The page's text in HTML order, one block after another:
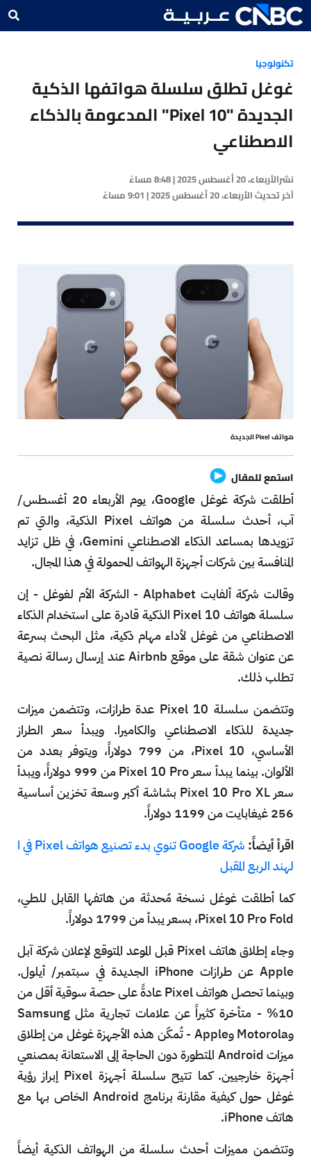
تكنولوجيا
غوغل تطلق سلسلة هواتفها الذكية
الجديدة "Pixel 10" المدعومة بالذكاء
الاصطناعي
نشرالأربعاء، 20 أغسطس 2025 | 8:48 مساءً
آخر تحديثالأربعاء، 20 أغسطس 2025 | 9:01 مساءً
هواتف Pixel الجديدة
استمع للمقال
أطلقت شركة غوغل Google، يوم الأربعاء 20 أغسطس/
آب، أحدث سلسلة من هواتف Pixel الذكية، والتي تم
تزويدها بمساعد الذكاء الاصطناعي Gemini، في ظل تزايد
المنافسة بين شركات أجهزة الهواتف المحمولة في هذا المجال.
وقالت شركة ألفابت Alphabet - الشركة الأم لغوغل - إن
سلسلة هواتف Pixel 10 الذكية قادرة على استخدام الذكاء
الاصطناعي من غوغل لأداء مهام ذكية، مثل البحث بسرعة
عن عنوان شقة على موقع Airbnb عند إرسال رسالة نصية
تطلب ذلك.
وتتضمن سلسلة Pixel 10 عدة طرازات، وتتضمن ميزات
جديدة للذكاء الاصطناعي والكاميرا. ويبدأ سعر الطراز
الأساسي، Pixel 10، من 799 دولاراً، ويتوفر بعدد من
الألوان. بينما يبدأ سعر Pixel 10 Pro من 999 دولاراً، ويبدأ
سعر Pixel 10 Pro XL بشاشة أكبر وسعة تخزين أساسية
256 غيغابايت من 1199 دولاراً.
اقرأ أيضاً:
شركة Google تنوي بدء تصنيع هواتف Pixel في ا
لهند الربع المقبل
كما أطلقت غوغل نسخة مُحدثة من هاتفها القابل للطي،
Pixel 10 Pro Fold، بسعر يبدأ من 1799 دولاراً.
وجاء إطلاق هاتف Pixel قبل الموعد المتوقع لإعلان شركة آبل
Apple عن طرازات iPhone الجديدة في سبتمبر/ أيلول.
وبينما تحصل هواتف Pixel عادةً على حصة سوقية أقل من
10% - متأخرة كثيراً عن علامات تجارية مثل Samsung
وMotorola وApple - تُمكّن هذه الأجهزة غوغل من إطلاق
ميزات Android المتطورة دون الحاجة إلى الاستعانة بمصنعي
أجهزة خارجيين. كما تتيح سلسلة أجهزة Pixel إبراز رؤية
غوغل حول كيفية مقارنة برنامج Android الخاص بها مع
هاتف iPhone.
وتتضمن مميزات أحدث سلسلة من الهواتف الذكية أيضاً